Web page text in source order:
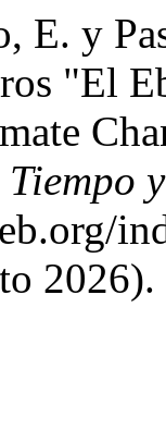
E. y
"El
Tiempo
2026).